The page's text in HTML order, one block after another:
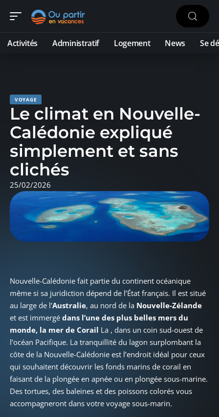
Activités Administratif Logement News Se
VOYAGE
Le climat en Nouvelle-
Calédonie expliqué
simplement et sans
clichés
25/02/2026
Nouvelle-Calédonie fait partie du continent océanique
même si sa juridiction dépend de l’État français. Il est situé
au large de l’Australie, au nord de la Nouvelle-Zélande
et est immergé dans l’une des plus belles mers du
monde, la mer de Corail La , dans un coin sud-ouest de
l’océan Pacifique. La tranquillité du lagon surplombant la
côte de la Nouvelle-Calédonie est l’endroit idéal pour ceux
qui souhaitent découvrir les fonds marins de corail en
faisant de la plongée en apnée ou en plongée sous-marine.
Des tortues, des baleines et des poissons colorés vous
accompagneront dans votre voyage sous-marin.